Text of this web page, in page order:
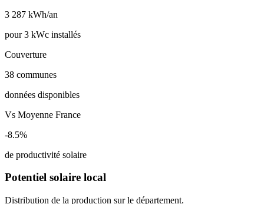
3 287 kWh/an
pour 3 kWc installés
Couverture
38 communes
données disponibles
Vs Moyenne France
-8.5%
de productivité solaire
Potentiel solaire local
Distribution de la production sur le département.